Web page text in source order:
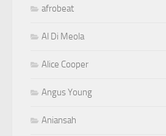
afrobeat
Al Di Meola
Alice Cooper
Angus Young
Aniansah